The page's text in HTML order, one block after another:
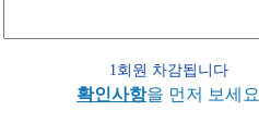
1회원 차감됩니다
확인사항을 먼저 보세요